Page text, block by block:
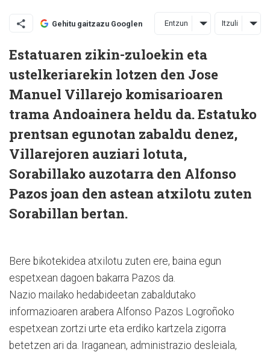
Gehitu gaitzazu Googlen Entzun Itzuli
Estatuaren zikin-zuloekin eta
ustelkeriarekin lotzen den Jose
Manuel Villarejo komisarioaren
trama Andoainera heldu da. Estatuko
prentsan egunotan zabaldu denez,
Villarejoren auziari lotuta,
Sorabillako auzotarra den Alfonso
Pazos joan den astean atxilotu zuten
Sorabillan bertan.
Bere bikotekidea atxilotu zuten ere, baina egun
espetxean dagoen bakarra Pazos da.
Nazio mailako hedabideetan zabaldutako
informazioaren arabera Alfonso Pazos Logroñoko
espetxean zortzi urte eta erdiko kartzela zigorra
betetzen ari da. Iraganean, administrazio desleiala,